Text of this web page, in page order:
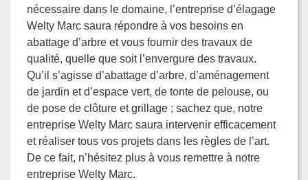
nécessaire dans le domaine, l’entreprise d’élagage
Welty Marc saura répondre à vos besoins en
abattage d’arbre et vous fournir des travaux de
qualité, quelle que soit l’envergure des travaux.
Qu’il s’agisse d’abattage d’arbre, d’aménagement
de jardin et d’espace vert, de tonte de pelouse, ou
de pose de clôture et grillage ; sachez que, notre
entreprise Welty Marc saura intervenir efficacement
et réaliser tous vos projets dans les règles de l’art.
De ce fait, n’hésitez plus à vous remettre à notre
entreprise Welty Marc.